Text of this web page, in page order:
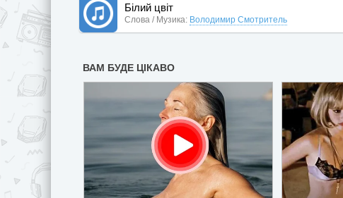
Білий цвіт
Слова / Музика: Володимир Смотритель